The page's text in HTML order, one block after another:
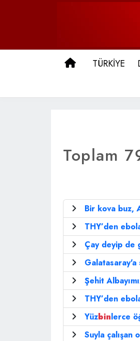
ANA SAYFA
TÜRKİYE
Toplam
Bir kova buz,
THY’den
Çay deyip de
Galatasaray'a
Şehit
THY’den
Yüzbinlerce
Suyla çalışan